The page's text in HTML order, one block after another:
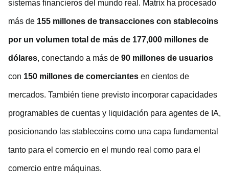
sistemas financieros del mundo real. Matrix ha procesado
más de 155 millones de transacciones con stablecoins
por un volumen total de más de 177,000 millones de
dólares, conectando a más de 90 millones de usuarios
con 150 millones de comerciantes en cientos de
mercados. También tiene previsto incorporar capacidades
programables de cuentas y liquidación para agentes de IA,
posicionando las stablecoins como una capa fundamental
tanto para el comercio en el mundo real como para el
comercio entre máquinas.